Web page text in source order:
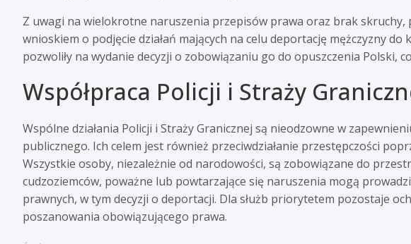
Z uwagi na wielokrotne naruszenia przepisów prawa oraz brak skruchy,
wnioskiem o podjęcie działań mających na celu deportację mężczyzny
pozwoliły na wydanie decyzji o zobowiązaniu go do opuszczenia Polski,
Współpraca Policji i Straży
Wspólne działania Policji i Straży Granicznej są nieodzowne w
publicznego. Ich celem jest również przeciwdziałanie przestępczości
Wszystkie osoby, niezależnie od narodowości, są zobowiązane do
cudzoziemców, poważne lub powtarzające się naruszenia mogą
prawnych, w tym decyzji o deportacji. Dla służb priorytetem pozostaje
poszanowania obowiązującego prawa.